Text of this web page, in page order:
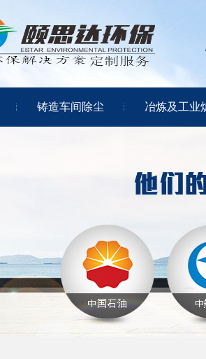
铸造车间除尘 冶炼及工业